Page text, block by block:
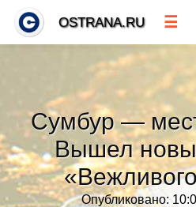
Сумбур —
Вышел
Опубликовано:
OSTRANA.RU ☰
Тренды новостей»
Рубрики»